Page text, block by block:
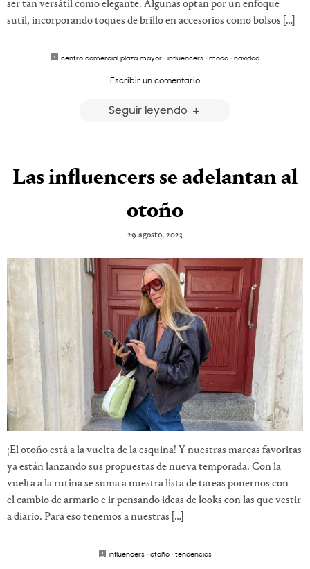
ser tan versátil como elegante. Algunas optan por un enfoque
sutil, incorporando toques de brillo en accesorios como bolsos […]
centro comercial plaza mayor · influencers · moda · navidad
Escribir un comentario
Seguir leyendo
Las influencers se adelantan al
otoño
29 agosto, 2023
¡El otoño está a la vuelta de la esquina! Y nuestras marcas favoritas
ya están lanzando sus propuestas de nueva temporada. Con la
vuelta a la rutina se suma a nuestra lista de tareas ponernos con
el cambio de armario e ir pensando ideas de looks con las que vestir
a diario. Para eso tenemos a nuestras […]
influencers · otoño · tendencias